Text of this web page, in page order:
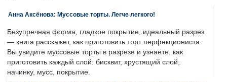
Анна Аксёнова: Муссовые торты. Легче легкого!
Безупречная форма, гладкое покрытие, идеальный разрез
— книга расскажет, как приготовить торт перфекциониста.
Вы увидите муссовые торты в разрезе и узнаете, как
приготовить каждый слой: бисквит, хрустящий слой,
начинку, мусс, покрытие.